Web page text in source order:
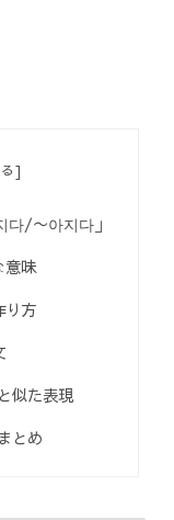
다/〜아지다」
意味
り方
似た表現
とめ